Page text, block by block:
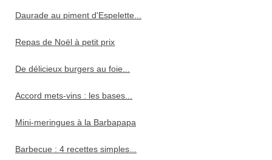
Daurade au piment d'Espelette...
Repas de Noël à petit prix
De délicieux burgers au foie...
Accord mets-vins : les bases...
Mini-meringues à la Barbapapa
Barbecue : 4 recettes simples...